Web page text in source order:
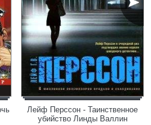
Лейф Перссон - Таинственное
убийство Линды Валлин